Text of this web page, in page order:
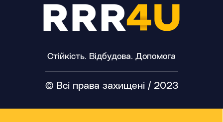
Стійкість. Відбудова. Допомога
© Всі права захищені / 2023